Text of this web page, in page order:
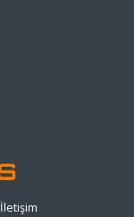
İletişim